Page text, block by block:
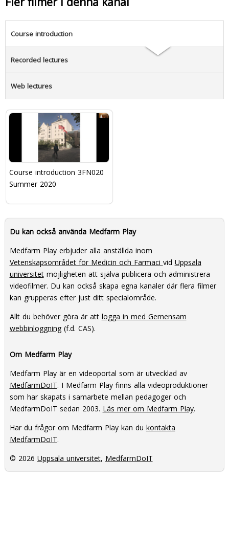
Course introduction
Recorded lectures
Web lectures
Course introduction 3FN020
Summer 2020
Du kan också använda Medfarm Play
Medfarm Play erbjuder alla anställda inom
Vetenskapsområdet för Medicin och Farmaci vid Uppsala
universitetmöjligheten att själva publicera och administrera
videofilmer. Du kan också skapa egna kanaler där flera filmer
kan grupperas efter just ditt specialområde.
Allt du behöver göra är att logga in med Gemensam
webbinloggning(f.d. CAS).
Om Medfarm Play
Medfarm Play är en videoportal som är utvecklad av
MedfarmDoIT. I Medfarm Play finns alla videoproduktioner
som har skapats i samarbete mellan pedagoger och
MedfarmDoIT sedan 2003. Läs mer om Medfarm Play.
Har du frågor om Medfarm Play kan du kontakta
MedfarmDoIT.
© 2026 Uppsala universitet, MedfarmDoIT